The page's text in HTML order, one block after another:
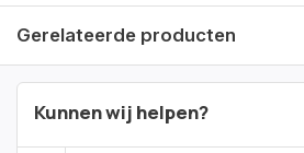
Gerelateerde producten
Kunnen wij helpen?